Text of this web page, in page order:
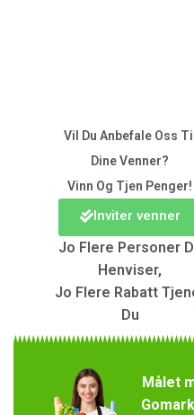
Vil Du Anbefale Oss Til
Dine Venner?
Vinn Og Tjen Penger!
Inviter venner
Jo Flere Personer
Henviser,
Jo Flere Rabatt
Du
Målet